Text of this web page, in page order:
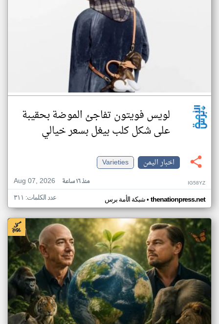
لويس فويتون تفاجئ الموضة بحقيبة
على شكل كلب بيغل بسعر خيالي
اخبار اليمن
Varieties
Aug 07, 2026
منذ ١٦ ساعة IG58YZ
شبكة الأمة برس• thenationpress.net عدد الكلمات: ٣١١